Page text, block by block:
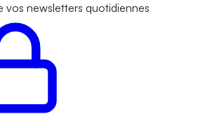
vos newsletters quotidiennes